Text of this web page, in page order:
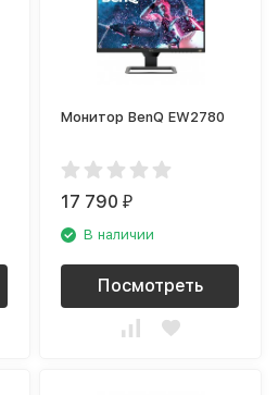
Монитор BenQ EW2780
17 790₽
В наличии
Посмотреть